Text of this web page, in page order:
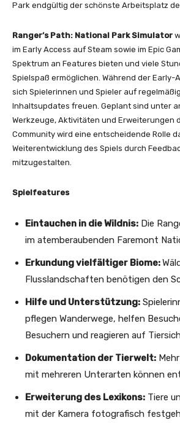
Park endgültig der schönste Arbeitsplatz
Ranger’s Path: National Park Simulator
im Early Access auf Steam sowie im Epic
Spektrum an Features bieten und viele
Spielspaß ermöglichen. Während der
sich Spielerinnen und Spieler auf
Inhaltsupdates freuen. Geplant sind unter
Werkzeuge, Aktivitäten und Erweiterungen
Community wird eine entscheidende Rolle
Weiterentwicklung des Spiels durch
mitzugestalten.
Spielfeatures
Eintauchen in die Wildnis: Die
im atemberaubenden Faremont
Erkundung vielfältiger Biome:
Flusslandschaften benötigen den
Hilfe und Unterstützung:
pflegen Wanderwege, helfen
Besuchern und reagieren auf
Dokumentation der Tierwelt:
mit mehreren Unterarten können
Erweiterung des Lexikons: Tiere
mit der Kamera fotografisch